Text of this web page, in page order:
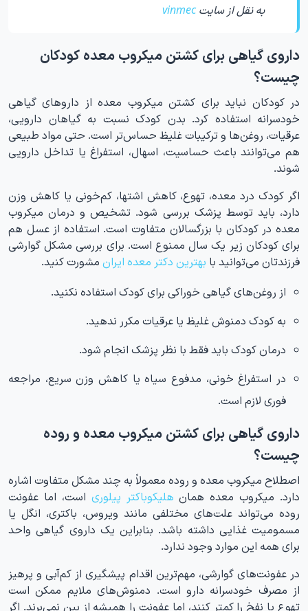
به نقل از سایتvinmec
داروی گیاهی برای کشتن میکروب معده کودکان
چیست؟
در کودکان نباید برای کشتن میکروب معده از داروهای گیاهی
خودسرانه استفاده کرد. بدن کودک نسبت به گیاهان دارویی،
عرقیات، روغن‌ها و ترکیبات غلیظ حساس‌تر است. حتی مواد طبیعی
هم می‌توانند باعث حساسیت، اسهال، استفراغ یا تداخل دارویی
شوند.
اگر کودک درد معده، تهوع، کاهش اشتها، کم‌خونی یا کاهش وزن
دارد، باید توسط پزشک بررسی شود. تشخیص و درمان میکروب
معده در کودکان با بزرگسالان متفاوت است. استفاده از عسل هم
برای کودکان زیر یک سال ممنوع است. برای بررسی مشکل گوارشی
فرزندتان می‌توانید با بهترین دکتر معده ایران مشورت کنید.
از روغن‌های گیاهی خوراکی برای کودک استفاده نکنید.
به کودک دمنوش غلیظ یا عرقیات مکرر ندهید.
درمان کودک باید فقط با نظر پزشک انجام شود.
در استفراغ خونی، مدفوع سیاه یا کاهش وزن سریع، مراجعه
فوری لازم است.
داروی گیاهی برای کشتن میکروب معده و روده
چیست؟
اصطلاح میکروب معده و روده معمولاً به چند مشکل متفاوت اشاره
دارد. میکروب معده همان هلیکوباکتر پیلوری است، اما عفونت
روده می‌تواند علت‌های مختلفی مانند ویروس، باکتری، انگل یا
مسمومیت غذایی داشته باشد. بنابراین یک داروی گیاهی واحد
برای همه این موارد وجود ندارد.
در عفونت‌های گوارشی، مهم‌ترین اقدام پیشگیری از کم‌آبی و پرهیز
از مصرف خودسرانه دارو است. دمنوش‌های ملایم ممکن است
تهوع یا نفخ را کمتر کنند، اما عفونت را همیشه از بین نمی‌برند. اگر